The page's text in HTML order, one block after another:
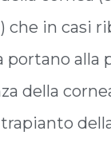
che in casi
portano alla
della